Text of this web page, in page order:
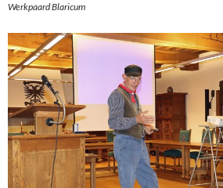
Werkpaard Blaricum